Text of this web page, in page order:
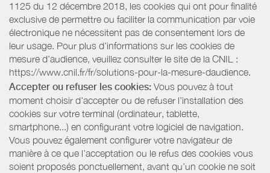
1125 du 12 décembre 2018, les cookies qui ont pour finalité
exclusive de permettre ou faciliter la communication par voie
électronique ne nécessitent pas de consentement lors de
leur usage. Pour plus d’informations sur les cookies de
mesure d’audience, veuillez consulter le site de la CNIL :
https://www.cnil.fr/fr/solutions-pour-la-mesure-daudience.
Accepter ou refuser les cookies: Vous pouvez à tout
moment choisir d’accepter ou de refuser l’installation des
cookies sur votre terminal (ordinateur, tablette,
smartphone...) en configurant votre logiciel de navigation.
Vous pouvez également configurer votre navigateur de
manière à ce que l’acceptation ou le refus des cookies vous
soient proposés ponctuellement, avant qu’un cookie ne soit